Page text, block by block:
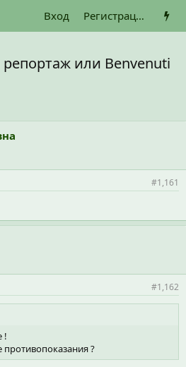
Вход Регистрация
или Benvenuti
#1,161
#1,162
!
противопоказания ?